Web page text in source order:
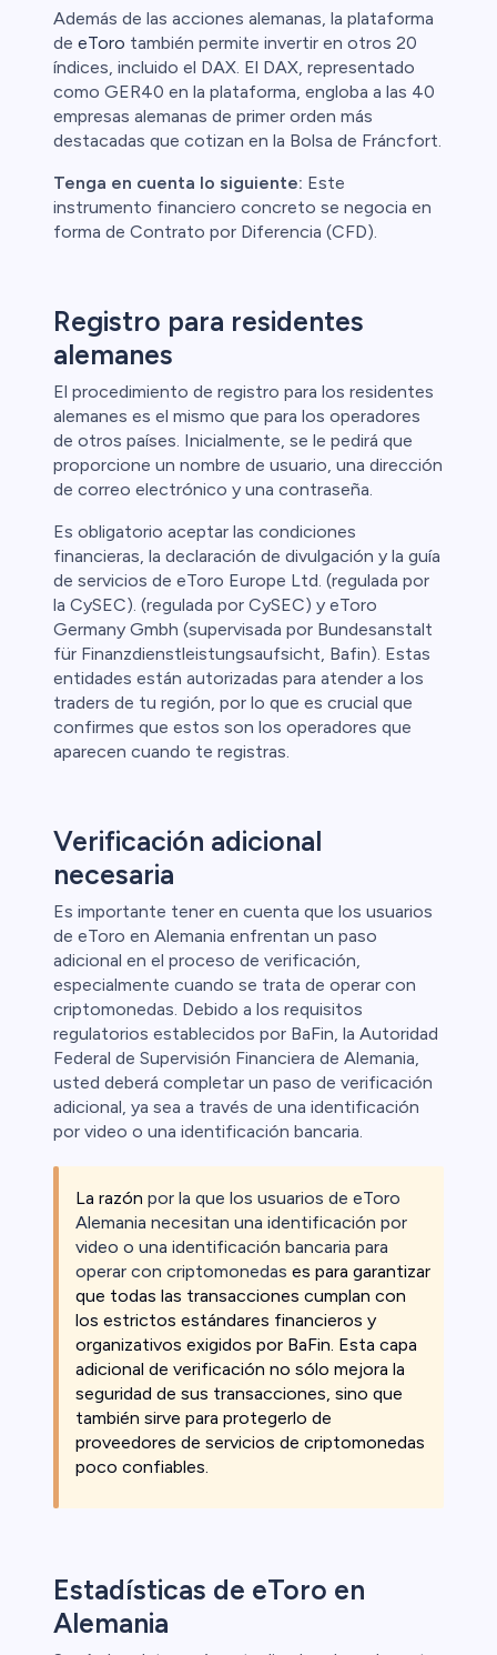
Además de las acciones alemanas, la plataforma
de eToro también permite invertir en otros 20
índices, incluido el DAX. El DAX, representado
como GER40 en la plataforma, engloba a las 40
empresas alemanas de primer orden más
destacadas que cotizan en la Bolsa de Fráncfort.
Tenga en cuenta lo siguiente: Este
instrumento financiero concreto se negocia en
forma de Contrato por Diferencia (CFD).
Registro para residentes
alemanes
El procedimiento de registro para los residentes
alemanes es el mismo que para los operadores
de otros países. Inicialmente, se le pedirá que
proporcione un nombre de usuario, una dirección
de correo electrónico y una contraseña.
Es obligatorio aceptar las condiciones
financieras, la declaración de divulgación y la guía
de servicios de eToro Europe Ltd. (regulada por
la CySEC). (regulada por CySEC) y eToro
Germany Gmbh (supervisada por Bundesanstalt
für Finanzdienstleistungsaufsicht, Bafin). Estas
entidades están autorizadas para atender a los
traders de tu región, por lo que es crucial que
confirmes que estos son los operadores que
aparecen cuando te registras.
Verificación adicional
necesaria
Es importante tener en cuenta que los usuarios
de eToro en Alemania enfrentan un paso
adicional en el proceso de verificación,
especialmente cuando se trata de operar con
criptomonedas. Debido a los requisitos
regulatorios establecidos por BaFin, la Autoridad
Federal de Supervisión Financiera de Alemania,
usted deberá completar un paso de verificación
adicional, ya sea a través de una identificación
por video o una identificación bancaria.
La razón por la que los usuarios de eToro
Alemania necesitan una identificación por
video o una identificación bancaria para
operar con criptomonedas es para garantizar
que todas las transacciones cumplan con
los estrictos estándares financieros y
organizativos exigidos por BaFin. Esta capa
adicional de verificación no sólo mejora la
seguridad de sus transacciones, sino que
también sirve para protegerlo de
proveedores de servicios de criptomonedas
poco confiables.
Estadísticas de eToro en
Alemania